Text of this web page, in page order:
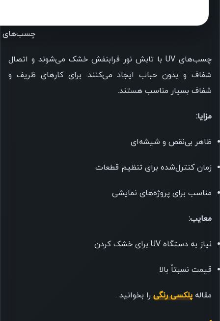
چسب‌های UV
چسب‌های UV با تابش نور فرابنفش خشک می‌شوند و اتصال
شفاف و بدون حباب ایجاد می‌کنند. برای کارهای ظریف و
شفاف بسیار مناسب هستند.
مزایا:
ظاهر بی‌نقص و شیشه‌ای
زمان کنترل‌شده برای تنظیم قطعات
مناسب برای پروژه‌های نمایشی
معایب:
نیاز به دستگاه UV برای خشک کردن
قیمت نسبتاً بالا
مقاله پلکسی رنگی را بخوانید .